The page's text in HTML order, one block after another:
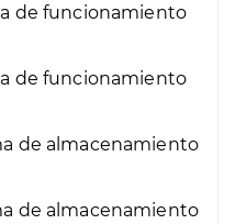
de funcionamiento
de funcionamiento
de almacenamiento
de almacenamiento